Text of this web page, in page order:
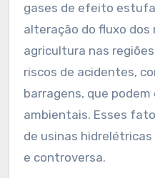
gases de efeito
alteração do fluxo dos
agricultura nas
riscos de acidentes,
barragens, que
ambientais. Esses
de usinas
e controversa.